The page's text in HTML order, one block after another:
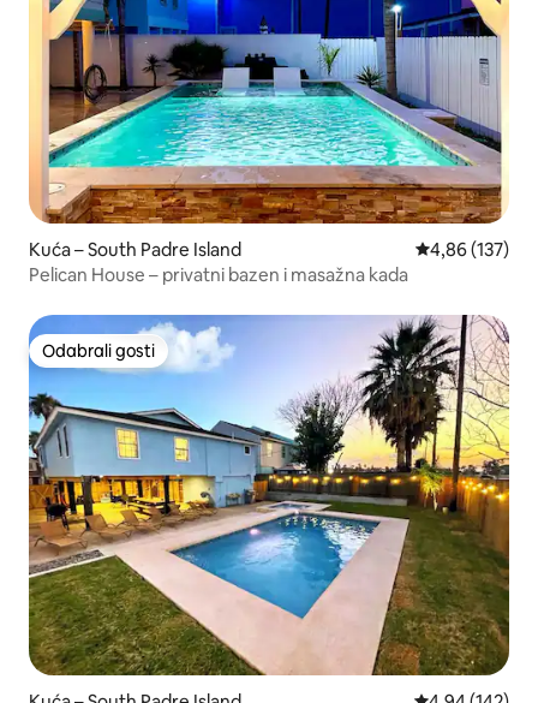
Kuća – South Padre Island Prosječna
4,86 (137)
Pelican House – privatni bazen i masažna kada
Odabrali gosti
Odabrali gosti